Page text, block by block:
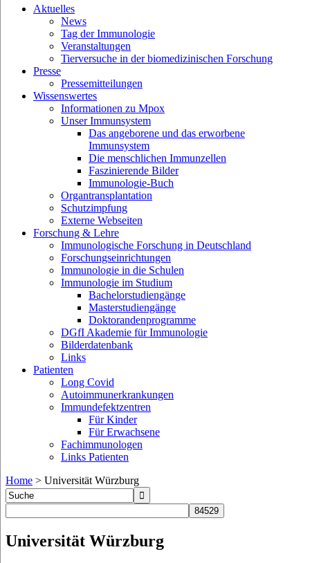
Aktuelles
News
Tag der Immunologie
Veranstaltungen
Tierversuche in der biomedizinischen Forschung
Presse
Pressemitteilungen
Wissenswertes
Informationen zu Mpox
Unser Immunsystem
Das angeborene und das erworbene
Immunsystem
Die menschlichen Immunzellen
Faszinierende Bilder
Immunologie-Buch
Organtransplantation
Schutzimpfung
Externe Webseiten
Forschung & Lehre
Immunologische Forschung in Deutschland
Forschungseinrichtungen
Immunologie in die Schulen
Immunologie im Studium
Bachelorstudiengänge
Masterstudiengänge
Doktorandenprogramme
DGfI Akademie für Immunologie
Bilderdatenbank
Links
Patienten
Long Covid
Autoimmunerkrankungen
Immundefektzentren
Für Kinder
Für Erwachsene
Fachimmunologen
Links Patienten
Home > Universität Würzburg
Universität Würzburg